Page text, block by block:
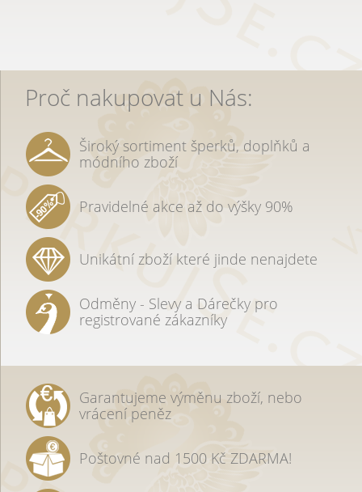
Proč nakupovat u Nás:
Široký sortiment šperků, doplňků a
módního zboží
Pravidelné akce až do výšky 90%
Unikátní zboží které jinde nenajdete
Odměny - Slevy a Dárečky pro
registrované zákazníky
Garantujeme výměnu zboží, nebo
vrácení peněz
Poštovné nad 1500 Kč ZDARMA!